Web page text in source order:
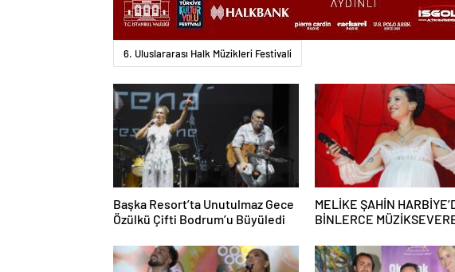
6. Uluslararası Halk Müzikleri Festivali
Başka Resort’ta Unutulmaz Gece
Özülkü Çifti Bodrum’u Büyüledi
MELİKE ŞAHİN
BİNLERCE